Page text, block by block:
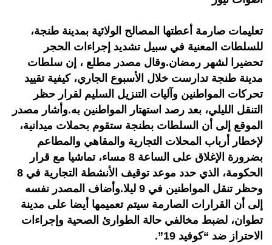
تعليمات صارمة أعطتها المصالح الولائية بمدينة طنجة،
للسلطات المعنية في سبيل تشديد إجراءات الحجر
تحضيرا لشهر رمضان.وقال مصدر مطلع ، إن سلطات
مدينة طنجة تدارست خلال الأسبوع الجاري، كيفية تقييد
تحركات المواطنين وآليات التنزيل السليم لقرار حظر
التنقل الليلي، بعد رصد استهتار المواطنين به.وأشار مصدر
الموقع إلى أن السلطات بطنجة ستقوم بحملات ميدانية،
لإخطار أرباب المحلات التجارية والمقاهي والمطاعم
بضرورة الإغلاق على الساعة 8 مساء، تماشيا مع قرار
الحكومة، الذي حدد موعد توقيف الأنشطة التجارية في 8
وحظر تنقل المواطنين في 9 ليلا.وأضاف المصدر نفسه
إلى أن القرارات الصارمة سيتم تعميمها أيضا على مدينة
تطوان، لضبط مخالفي حالة الطوارئ الصحية وإجراءات
الاحتراز ضد “كوفيد 19”.